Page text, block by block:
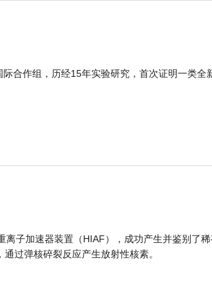
合作组，历经15年实验研究，首次证明一类全
子加速器装置（HIAF），成功产生并鉴别了
过弹核碎裂反应产生放射性核素。